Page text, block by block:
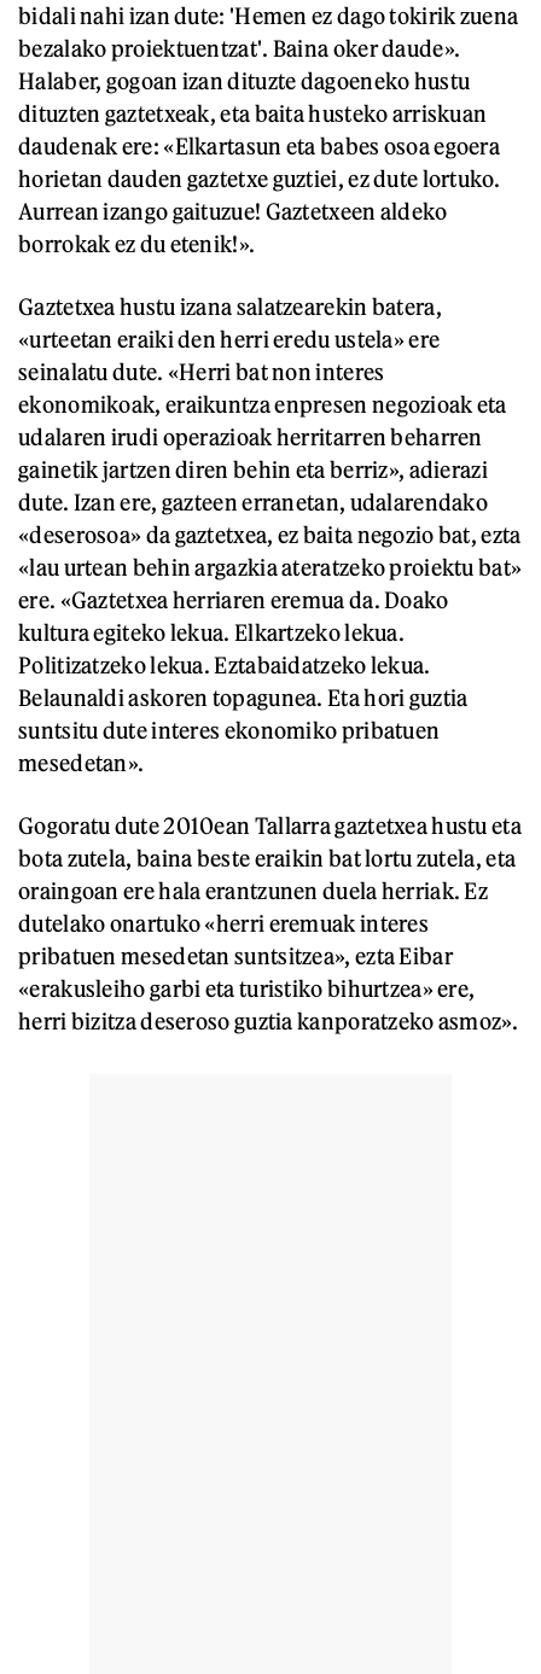
bidali nahi izan dute: 'Hemen ez dago tokirik zuena
bezalako proiektuentzat'. Baina oker daude».
Halaber, gogoan izan dituzte dagoeneko hustu
dituzten gaztetxeak, eta baita husteko arriskuan
daudenak ere: «Elkartasun eta babes osoa egoera
horietan dauden gaztetxe guztiei, ez dute lortuko.
Aurrean izango gaituzue! Gaztetxeen aldeko
borrokak ez du etenik!».
Gaztetxea hustu izana salatzearekin batera,
«urteetan eraiki den herri eredu ustela» ere
seinalatu dute. «Herri bat non interes
ekonomikoak, eraikuntza enpresen negozioak eta
udalaren irudi operazioak herritarren beharren
gainetik jartzen diren behin eta berriz», adierazi
dute. Izan ere, gazteen erranetan, udalarendako
«deserosoa» da gaztetxea, ez baita negozio bat, ezta
«lau urtean behin argazkia ateratzeko proiektu bat»
ere. «Gaztetxea herriaren eremua da. Doako
kultura egiteko lekua. Elkartzeko lekua.
Politizatzeko lekua. Eztabaidatzeko lekua.
Belaunaldi askoren topagunea. Eta hori guztia
suntsitu dute interes ekonomiko pribatuen
mesedetan».
Gogoratu dute 2010ean Tallarra gaztetxea hustu eta
bota zutela, baina beste eraikin bat lortu zutela, eta
oraingoan ere hala erantzunen duela herriak. Ez
dutelako onartuko «herri eremuak interes
pribatuen mesedetan suntsitzea», ezta Eibar
«erakusleiho garbi eta turistiko bihurtzea» ere,
herri bizitza deseroso guztia kanporatzeko asmoz».